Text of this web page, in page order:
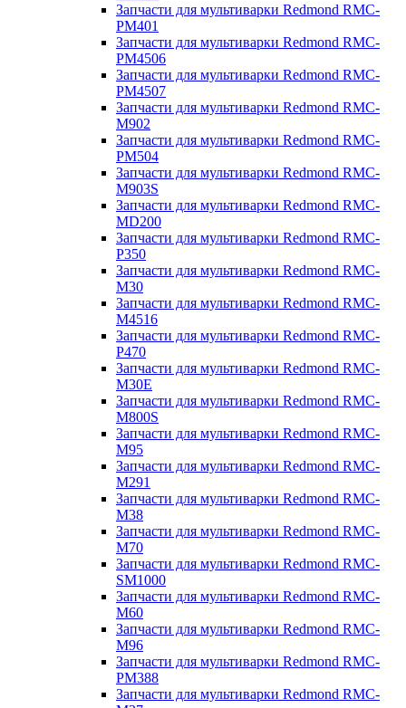
Запчасти для мультиварки Redmond RMC-
PM401
Запчасти для мультиварки Redmond RMC-
PM4506
Запчасти для мультиварки Redmond RMC-
PM4507
Запчасти для мультиварки Redmond RMC-
M902
Запчасти для мультиварки Redmond RMC-
PM504
Запчасти для мультиварки Redmond RMC-
M903S
Запчасти для мультиварки Redmond RMC-
MD200
Запчасти для мультиварки Redmond RMC-
P350
Запчасти для мультиварки Redmond RMC-
M30
Запчасти для мультиварки Redmond RMC-
M4516
Запчасти для мультиварки Redmond RMC-
P470
Запчасти для мультиварки Redmond RMC-
M30E
Запчасти для мультиварки Redmond RMC-
M800S
Запчасти для мультиварки Redmond RMC-
M95
Запчасти для мультиварки Redmond RMC-
M291
Запчасти для мультиварки Redmond RMC-
M38
Запчасти для мультиварки Redmond RMC-
M70
Запчасти для мультиварки Redmond RMC-
SM1000
Запчасти для мультиварки Redmond RMC-
M60
Запчасти для мультиварки Redmond RMC-
M96
Запчасти для мультиварки Redmond RMC-
PM388
Запчасти для мультиварки Redmond RMC-